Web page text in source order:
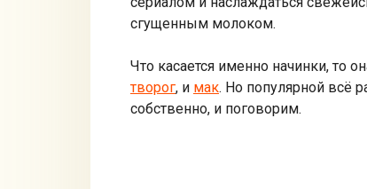
сгущенным молоком.
Что касается именно начинки, то
творог, и мак. Но популярной всё
собственно, и поговорим.